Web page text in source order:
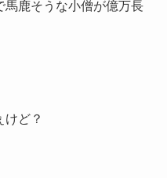
馬鹿そうな小僧が億万長
けど？